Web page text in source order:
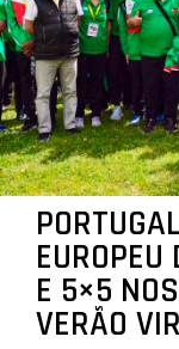
E 5×5
VERÃO